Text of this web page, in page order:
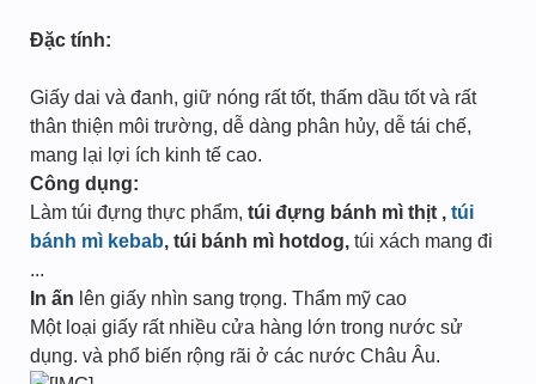
Đặc tính:
Giấy dai và đanh, giữ nóng rất tốt, thấm dầu tốt và rất
thân thiện môi trường, dễ dàng phân hủy, dễ tái chế,
mang lại lợi ích kinh tế cao.
Công dụng:
Làm túi đựng thực phẩm, túi đựng bánh mì thịt , túi
bánh mì kebab, túi bánh mì hotdog, túi xách mang đi
...
In ấn lên giấy nhìn sang trọng. Thẩm mỹ cao
Một loại giấy rất nhiều cửa hàng lớn trong nước sử
dụng. và phổ biến rộng rãi ở các nước Châu Âu.